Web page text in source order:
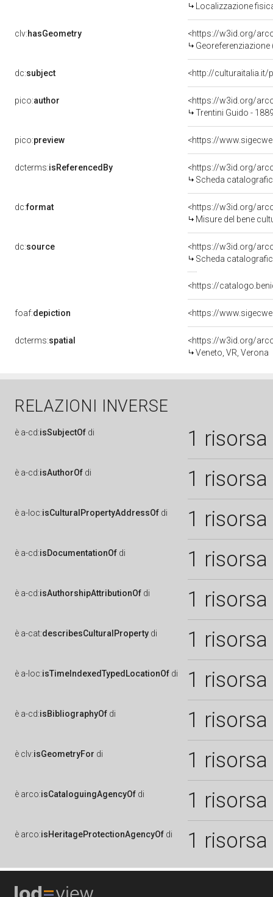
Localizzazione
clv:hasGeometry
<https://w3id.org/
Georeferenziazione
dc:subject <http://culturaitalia.it/
pico:author
<https://w3id.org/
Trentini Guido -
pico:preview
dcterms:isReferencedBy
<https://w3id.org/
Scheda
dc:format
<https://w3id.org/
Misure del bene
dc:source
<https://w3id.org/
Scheda
<https://
foaf:depiction
dcterms:spatial
<https://w3id.org/
Veneto, VR, Verona
RELAZIONI INVERSE
è a-cd:isSubjectOf di 1 risorsa
è a-cd:isAuthorOf di 1 risorsa
è a-loc:isCulturalPropertyAddressOf di 1 risorsa
è a-cd:isDocumentationOf di 1 risorsa
è a-cd:isAuthorshipAttributionOf di 1 risorsa
è a-cat:describesCulturalProperty di 1 risorsa
è a-loc:isTimeIndexedTypedLocationOf di 1 risorsa
è a-cd:isBibliographyOf di 1 risorsa
è clv:isGeometryFor di 1 risorsa
è arco:isCataloguingAgencyOf di 1 risorsa
è arco:isHeritageProtectionAgencyOf di 1 risorsa